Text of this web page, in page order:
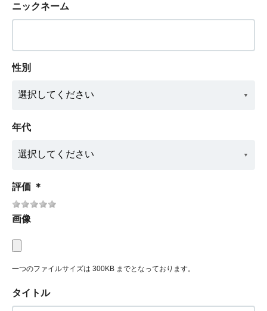
ニックネーム
性別
年代
評価 ＊
画像
一つのファイルサイズは 300KB までとなっております。
タイトル